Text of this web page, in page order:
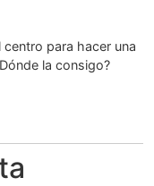
para hacer una
la consigo?